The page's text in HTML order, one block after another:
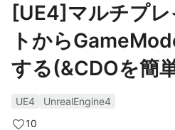
[UE4]マルチプ
トから
する(&CDOを簡
UE4
UnrealEngine4
10